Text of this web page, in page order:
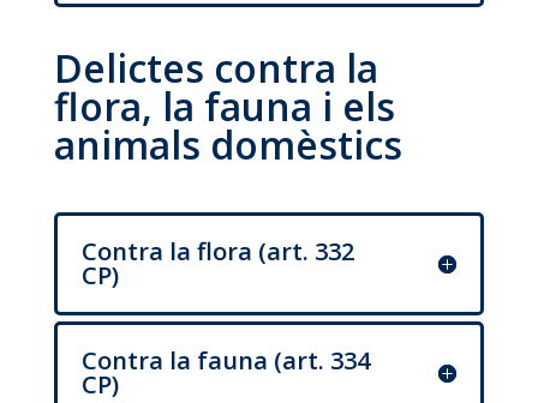
Delictes contra la
flora, la fauna i els
animals domèstics
Contra la flora (art. 332
CP)
Contra la fauna (art. 334
CP)